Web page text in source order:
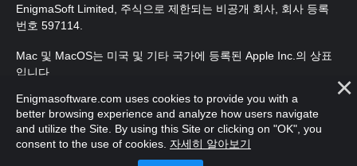
EnigmaSoft Limited, 주식으로 제한되는 비공개 회사, 회사 등록
번호 597114.
Mac 및 MacOS는 미국 및 기타 국가에 등록된 Apple Inc.의 상표
입니다.
저작권 2016-2026. EnigmaSoft Ltd. 판권 소유.
Enigmasoftware.com uses cookies to provide you with a
better browsing experience and analyze how users navigate
and utilize the Site. By using this Site or clicking on "OK", you
consent to the use of cookies. 자세히 알아보기